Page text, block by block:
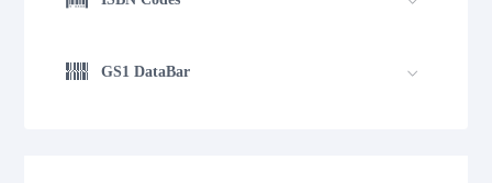
GS1 DataBar